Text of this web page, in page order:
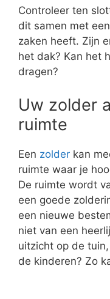
Controleer ten
dit samen met
zaken heeft. Zijn
het dak? Kan het
dragen?
Uw zolder
ruimte
Een zolder kan
ruimte waar je
De ruimte wordt
een goede
een nieuwe
niet van een
uitzicht op de
de kinderen? Zo